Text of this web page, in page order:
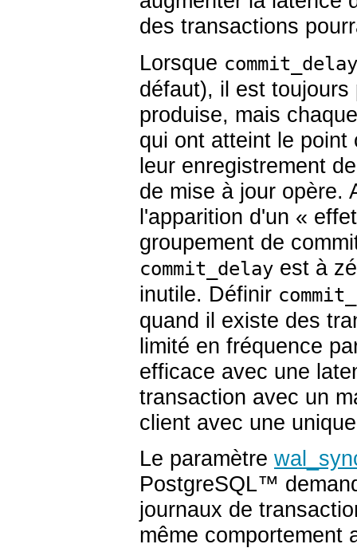
des transactions
Lorsque commit_delay
défaut), il est
produise, mais
qui ont atteint le point
leur enregistrement
de mise à jour opère.
l'apparition d'un «
groupement de
commit_delay est à
inutile. Définir
quand il existe des
limité en fréquence
efficace avec une
transaction avec un
client avec une
Le paramètre
PostgreSQL™
journaux de
même